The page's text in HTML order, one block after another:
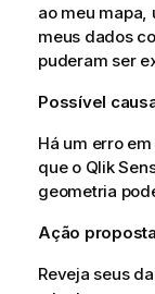
ao meu
meus dados
puderam ser
Possível
Há um erro
que o Qlik
geometria
Ação proposta
Reveja seus